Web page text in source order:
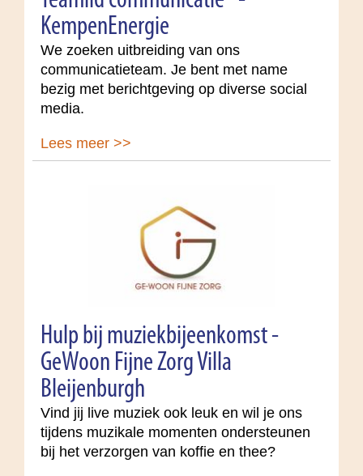
KempenEnergie
We zoeken uitbreiding van ons
communicatieteam. Je bent met name
bezig met berichtgeving op diverse social
media.
Lees meer >>
Hulp bij muziekbijeenkomst -
GeWoon Fijne Zorg Villa
Bleijenburgh
Vind jij live muziek ook leuk en wil je ons
tijdens muzikale momenten ondersteunen
bij het verzorgen van koffie en thee?